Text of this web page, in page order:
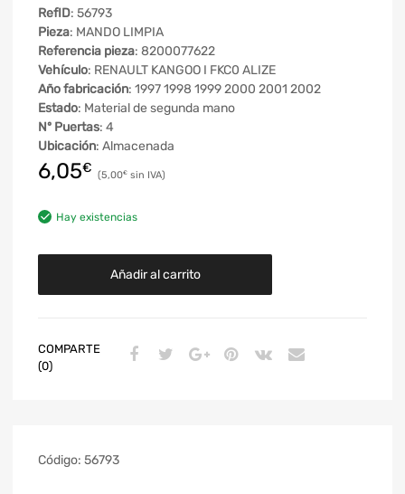
RefID: 56793
Pieza: MANDO LIMPIA
Referencia pieza: 8200077622
Vehículo: RENAULT KANGOO I FKC0 ALIZE
Año fabricación: 1997 1998 1999 2000 2001 2002
Estado: Material de segunda mano
Nº Puertas: 4
Ubicación: Almacenada
6,05€ 5,00€
Hay existencias
Añadir al carrito
COMPARTE
(0)
Código: 56793